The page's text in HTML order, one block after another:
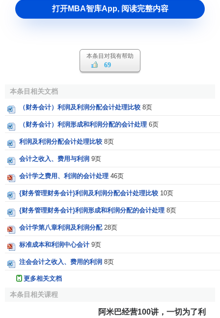
后进先出法
固定资产的折旧可以采用直线法，也可以采用
加速折旧法等，这使得计算出的会计利润更带有人为的色
打开MBA智库App, 阅读完整内容
本条目对我有帮助
69
本条目相关文档
（财务会计）利润及利润分配会计处理比较 8页
（财务会计）利润形成和利润分配的会计处理 6页
利润及利润分配会计处理比较 8页
会计之收入、费用与利润 9页
会计学之费用、利润的会计处理 46页
{财务管理财务会计}利润及利润分配会计处理比较 10页
{财务管理财务会计}利润形成和利润分配的会计处理 8页
会计学第八章利润及利润分配 28页
标准成本和利润中心会计 9页
注会会计之收入、费用的利润 8页
更多相关文档
本条目相关课程
阿米巴经营100讲，一切为了利